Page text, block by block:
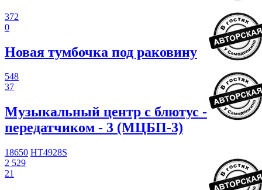
372
0
Новая тумбочка под раковину
548
37
Музыкальный центр с блютус -
передатчиком - 3 (МЦБП-3)
18650 HT4928S
2 529
21